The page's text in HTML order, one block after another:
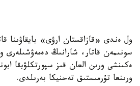
ول ەندى «قازاقستان ارۋى» بايقاۋىنا
سونىمەن قاتار، شارانىڭ
ەكىنشى ورىن العان قىز سپورتكلۋبقا
ورىنعا تۇرمىستىق تەحنيكا بەرىلدى.